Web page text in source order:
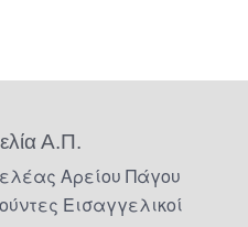
Α.Π.
Αρείου Πάγου
Εισαγγελικοί